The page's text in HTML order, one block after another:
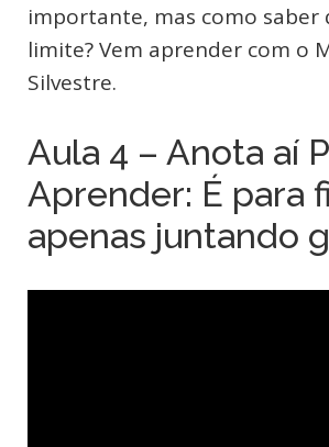
importante, mas como saber
limite? Vem aprender com o
Silvestre.
Aula 4 – Anota aí
Aprender: É para
apenas juntando